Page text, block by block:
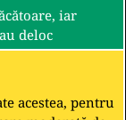
iar
deloc
acestea, pentru